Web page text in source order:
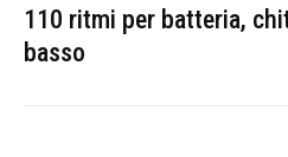
110 ritmi per batteria,
basso